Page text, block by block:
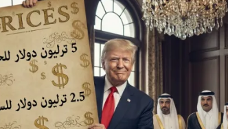
عن ميزانية استثنائية بقيمة 25 مليون يورو لرعاية القاصرين في سبتة
بالمغرب يلوح بإضراب وطني جراء ارتفاع أسعار الوقود
التجاري بالناظور يثير حالة استنفار أمني والوقاية المدنية
النقل بالحسيمة تضع عمالة الإقليم تحت مجهر مطالب الشارع